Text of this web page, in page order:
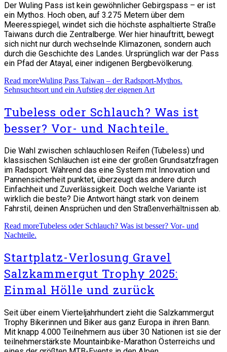
Der Wuling Pass ist kein gewöhnlicher Gebirgspass – er ist
ein Mythos. Hoch oben, auf 3.275 Metern über dem
Meeresspiegel, windet sich die höchste asphaltierte Straße
Taiwans durch die Zentralberge. Wer hier hinauftritt, bewegt
sich nicht nur durch wechselnde Klimazonen, sondern auch
durch die Geschichte des Landes. Ursprünglich war der Pass
ein Pfad der Atayal, einer indigenen Bergbevölkerung.
Read moreWuling Pass Taiwan – der Radsport-Mythos.
Sehnsuchtsort und ein Aufstieg der eigenen Art
Tubeless oder Schlauch? Was ist
besser? Vor- und Nachteile.
Die Wahl zwischen schlauchlosen Reifen (Tubeless) und
klassischen Schläuchen ist eine der großen Grundsatzfragen
im Radsport. Während das eine System mit Innovation und
Pannensicherheit punktet, überzeugt das andere durch
Einfachheit und Zuverlässigkeit. Doch welche Variante ist
wirklich die beste? Die Antwort hängt stark von deinem
Fahrstil, deinen Ansprüchen und den Straßenverhältnissen ab.
Read moreTubeless oder Schlauch? Was ist besser? Vor- und
Nachteile.
Startplatz-Verlosung Gravel
Salzkammergut Trophy 2025:
Einmal Hölle und zurück
Seit über einem Vierteljahrhundert zieht die Salzkammergut
Trophy Bikerinnen und Biker aus ganz Europa in ihren Bann.
Mit knapp 4.000 Teilnehmern aus über 30 Nationen ist sie der
teilnehmerstärkste Mountainbike-Marathon Österreichs und